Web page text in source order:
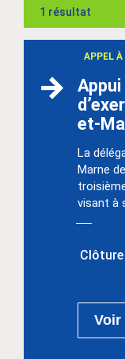
1 résultat
et-
APPEL
La
Marne
visant à
Voir